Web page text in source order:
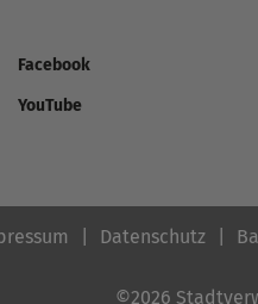
Facebook
YouTube
Datenschutz
©2026